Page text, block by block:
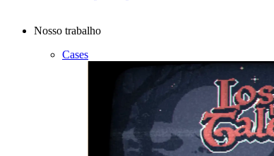
Nosso trabalho
Cases